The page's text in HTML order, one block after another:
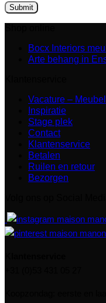
Bocx Interiors
Arte behang in
Vacature –
Inspiratie
Stage plek
Contact
Klantenservice
Betalen
Ruilen en retour
Bezorgen